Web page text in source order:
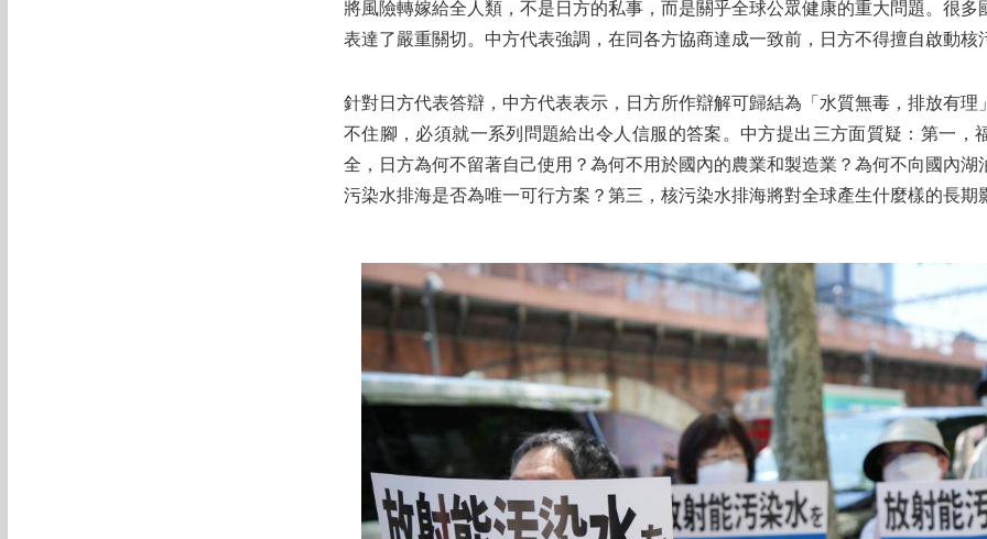
將風險轉嫁給全人類，不是日方的私事，而是關乎全球公眾健康的重大問題。很多
表達了嚴重關切。中方代表強調，在同各方協商達成一致前，日方不得擅自啟動核
針對日方代表答辯，中方代表表示，日方所作辯解可歸結為「水質無毒，排放有理
不住腳，必須就一系列問題給出令人信服的答案。中方提出三方面質疑：第一，
全，日方為何不留著自己使用？為何不用於國內的農業和製造業？為何不向國內湖
污染水排海是否為唯一可行方案？第三，核污染水排海將對全球產生什麼樣的長期